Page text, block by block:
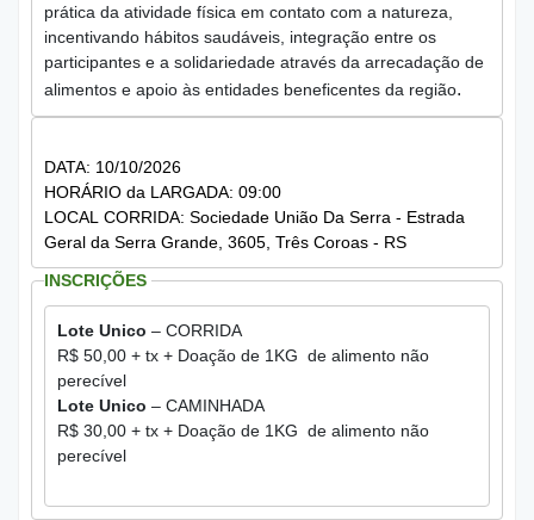
prática da atividade física em contato com a natureza,
incentivando hábitos saudáveis, integração entre os
participantes e a solidariedade através da arrecadação de
alimentos e apoio às entidades beneficentes da região.
DATA: 10/10/2026
HORÁRIO da LARGADA: 09:00
LOCAL CORRIDA: Sociedade União Da Serra - Estrada
Geral da Serra Grande, 3605, Três Coroas - RS
INSCRIÇÕES
Lote Unico – CORRIDA
R$ 50,00 + tx + Doação de 1KG de alimento não
perecível
Lote Unico – CAMINHADA
R$ 30,00 + tx + Doação de 1KG de alimento não
perecível